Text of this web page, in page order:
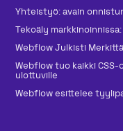
Yhteistyö: avain
Tekoäly
Webflow Julkisti
Webflow tuo kaikki
ulottuville
Webflow esittelee